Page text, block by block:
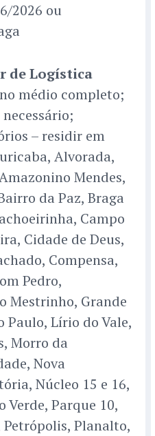
2026 ou
de Logística
médio completo;
– residir em
Alvorada,
Mendes,
da Paz, Braga
Campo
Cidade de Deus,
Compensa,
Pedro,
Mestrinho, Grande
Paulo, Lírio do Vale,
Morro da
Nova
Núcleo 15 e 16,
Verde, Parque 10,
Petrópolis, Planalto,